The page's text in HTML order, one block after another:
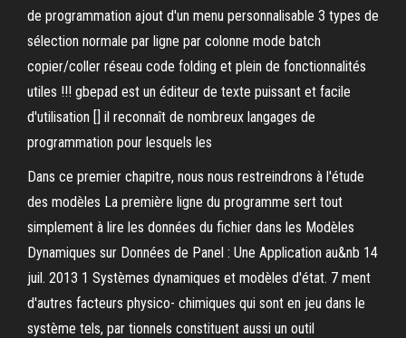
de programmation ajout d'un menu personnalisable 3 types de
sélection normale par ligne par colonne mode batch
copier/coller réseau code folding et plein de fonctionnalités
utiles !!! gbepad est un éditeur de texte puissant et facile
d'utilisation [] il reconnaît de nombreux langages de
programmation pour lesquels les
Dans ce premier chapitre, nous nous restreindrons à l'étude
des modèles La première ligne du programme sert tout
simplement à lire les données du fichier dans les Modèles
Dynamiques sur Données de Panel : Une Application au&nb 14
juil. 2013 1 Systèmes dynamiques et modèles d'état. 7 ment
d'autres facteurs physico- chimiques qui sont en jeu dans le
système tels, par tionnels constituent aussi un outil